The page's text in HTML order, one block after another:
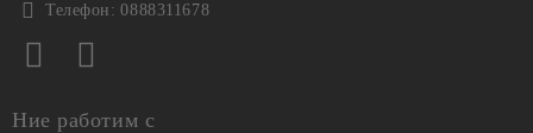
Телефон: 0888311678
Ние работим с